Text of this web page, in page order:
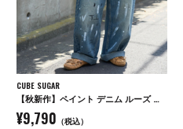
CUBE SUGAR
【秋新作】ペイント デニム ルーズ ストレート パンツ
¥9,790 （税込）